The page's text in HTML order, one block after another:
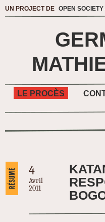
UN PROJECT DE OPEN
LE PROCÈS
4
Avril
2011